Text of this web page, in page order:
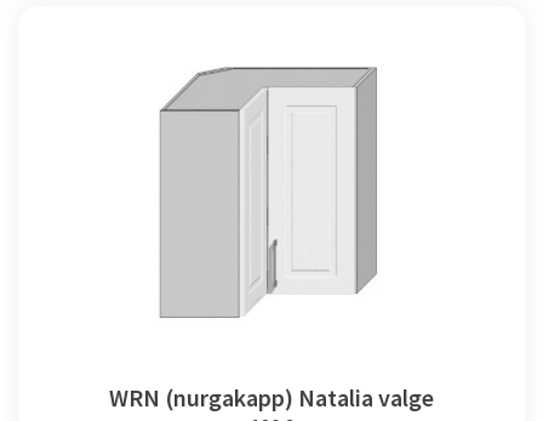
WRN (nurgakapp) Natalia valge